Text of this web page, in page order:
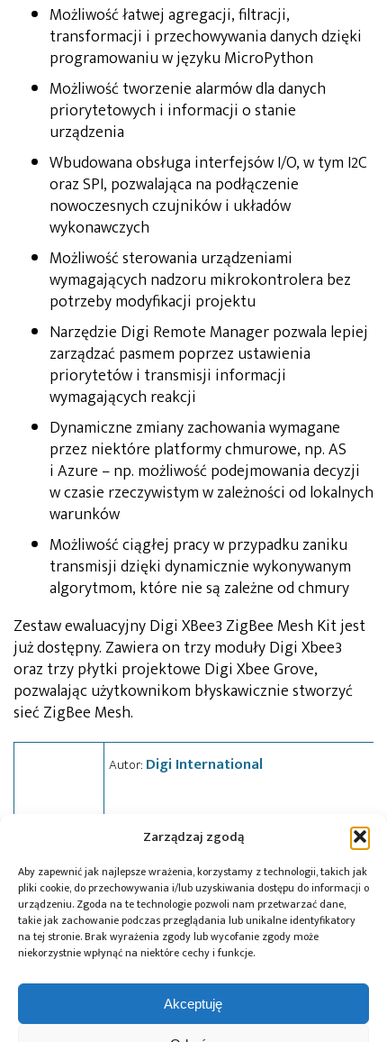
Zarządzaj zgodą
Aby zapewnić jak najlepsze wrażenia, korzystamy z technologii, takich jak
pliki cookie, do przechowywania i/lub uzyskiwania dostępu do informacji o
urządzeniu. Zgoda na te technologie pozwoli nam przetwarzać dane,
takie jak zachowanie podczas przeglądania lub unikalne identyfikatory
na tej stronie. Brak wyrażenia zgody lub wycofanie zgody może
niekorzystnie wpłynąć na niektóre cechy i funkcje.
Akceptuję
Możliwość łatwej agregacji, filtracji,
transformacji i przechowywania danych dzięki
programowaniu w języku MicroPython
Możliwość tworzenie alarmów dla danych
priorytetowych i informacji o stanie
urządzenia
Wbudowana obsługa interfejsów I/O, w tym I2C
oraz SPI, pozwalająca na podłączenie
nowoczesnych czujników i układów
wykonawczych
Możliwość sterowania urządzeniami
wymagających nadzoru mikrokontrolera bez
potrzeby modyfikacji projektu
Narzędzie Digi Remote Manager pozwala lepiej
zarządzać pasmem poprzez ustawienia
priorytetów i transmisji informacji
wymagających reakcji
Dynamiczne zmiany zachowania wymagane
przez niektóre platformy chmurowe, np. AS
i Azure – np. możliwość podejmowania decyzji
w czasie rzeczywistym w zależności od lokalnych
warunków
Możliwość ciągłej pracy w przypadku zaniku
transmisji dzięki dynamicznie wykonywanym
algorytmom, które nie są zależne od chmury
Zestaw ewaluacyjny Digi XBee3 ZigBee Mesh Kit jest
już dostępny. Zawiera on trzy moduły Digi Xbee3
oraz trzy płytki projektowe Digi Xbee Grove,
pozwalając użytkownikom błyskawicznie stworzyć
sieć ZigBee Mesh.
Autor: Digi International
Tagi:Digi International,IoT,moduł radiowy,news
Przeczytaj również: